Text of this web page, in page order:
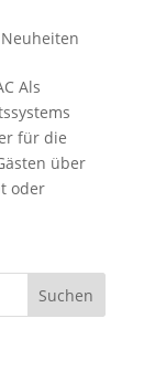
Als
für die
über
oder